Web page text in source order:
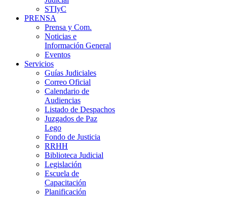
STIyC
PRENSA
Prensa y Com.
Noticias e
Información General
Eventos
Servicios
Guías Judiciales
Correo Oficial
Calendario de
Audiencias
Listado de Despachos
Juzgados de Paz
Lego
Fondo de Justicia
RRHH
Biblioteca Judicial
Legislación
Escuela de
Capacitación
Planificación